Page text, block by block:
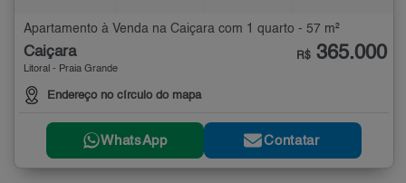
Apartamento à Venda na Caiçara com 1 quarto - 57 m²
Caiçara
Litoral - Praia Grande
Endereço no círculo do mapa
R$ 365.000
WhatsApp Contatar